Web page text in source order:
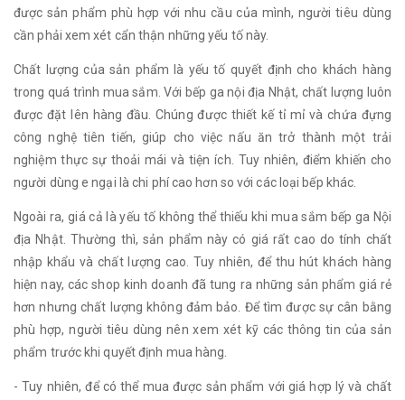
được sản phẩm phù hợp với nhu cầu của mình, người tiêu dùng
cần phải xem xét cẩn thận những yếu tố này.
Chất lượng của sản phẩm là yếu tố quyết định cho khách hàng
trong quá trình mua sắm. Với bếp ga nội địa Nhật, chất lượng luôn
được đặt lên hàng đầu. Chúng được thiết kế tỉ mỉ và chứa đựng
công nghệ tiên tiến, giúp cho việc nấu ăn trở thành một trải
nghiệm thực sự thoải mái và tiện ích. Tuy nhiên, điểm khiến cho
người dùng e ngại là chi phí cao hơn so với các loại bếp khác.
Ngoài ra, giá cả là yếu tố không thể thiếu khi mua sắm bếp ga Nội
địa Nhật. Thường thì, sản phẩm này có giá rất cao do tính chất
nhập khẩu và chất lượng cao. Tuy nhiên, để thu hút khách hàng
hiện nay, các shop kinh doanh đã tung ra những sản phẩm giá rẻ
hơn nhưng chất lượng không đảm bảo. Để tìm được sự cân bằng
phù hợp, người tiêu dùng nên xem xét kỹ các thông tin của sản
phẩm trước khi quyết định mua hàng.
- Tuy nhiên, để có thể mua được sản phẩm với giá hợp lý và chất